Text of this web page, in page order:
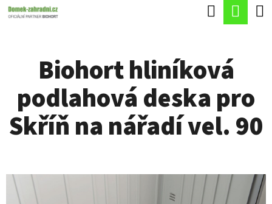
Přejít
Hledat
Biohort hliníková
podlahová deska pro
Skříň na nářadí vel. 90
K
P
O
Ř